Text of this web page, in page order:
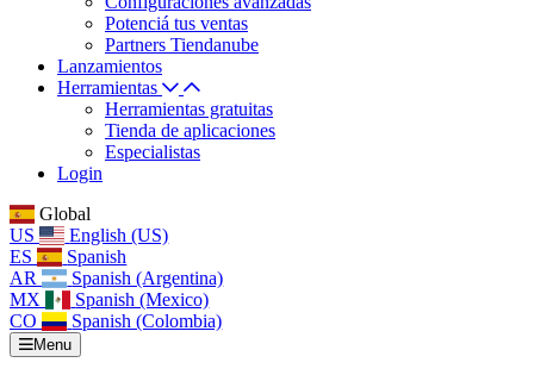
Potenciá tus ventas
Partners Tiendanube
Lanzamientos
Herramientas
Herramientas gratuitas
Tienda de aplicaciones
Especialistas
Login
Global
US
English (US)
ES
Spanish
AR
Spanish (Argentina)
MX
Spanish (Mexico)
CO
Spanish (Colombia)
Menu